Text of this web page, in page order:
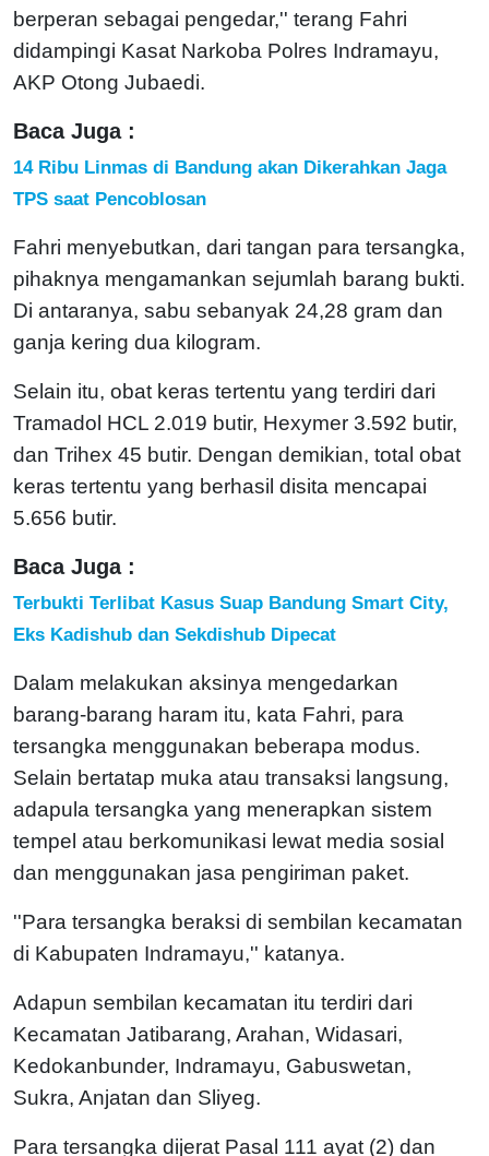
berperan sebagai pengedar,'' terang Fahri
didampingi Kasat Narkoba Polres Indramayu,
AKP Otong Jubaedi.
Baca Juga :
14 Ribu Linmas di Bandung akan Dikerahkan Jaga
TPS saat Pencoblosan
Fahri menyebutkan, dari tangan para tersangka,
pihaknya mengamankan sejumlah barang bukti.
Di antaranya, sabu sebanyak 24,28 gram dan
ganja kering dua kilogram.
Selain itu, obat keras tertentu yang terdiri dari
Tramadol HCL 2.019 butir, Hexymer 3.592 butir,
dan Trihex 45 butir. Dengan demikian, total obat
keras tertentu yang berhasil disita mencapai
5.656 butir.
Baca Juga :
Terbukti Terlibat Kasus Suap Bandung Smart City,
Eks Kadishub dan Sekdishub Dipecat
Dalam melakukan aksinya mengedarkan
barang-barang haram itu, kata Fahri, para
tersangka menggunakan beberapa modus.
Selain bertatap muka atau transaksi langsung,
adapula tersangka yang menerapkan sistem
tempel atau berkomunikasi lewat media sosial
dan menggunakan jasa pengiriman paket.
''Para tersangka beraksi di sembilan kecamatan
di Kabupaten Indramayu,'' katanya.
Adapun sembilan kecamatan itu terdiri dari
Kecamatan Jatibarang, Arahan, Widasari,
Kedokanbunder, Indramayu, Gabuswetan,
Sukra, Anjatan dan Sliyeg.
Para tersangka dijerat Pasal 111 ayat (2) dan